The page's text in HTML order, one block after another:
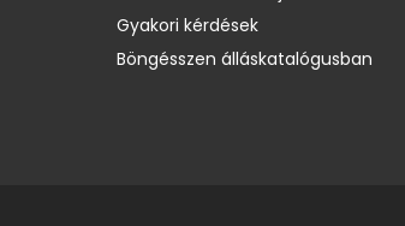
Gyakori kérdések
Böngésszen álláskatalógusban